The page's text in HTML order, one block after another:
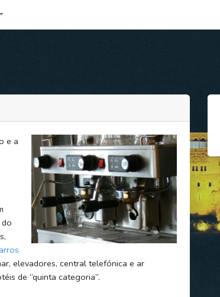
e a
elevadores, central telefónica e ar
de “quinta categoria”.